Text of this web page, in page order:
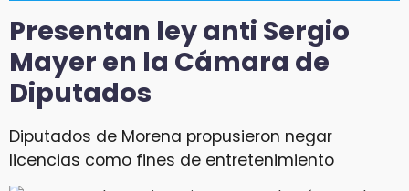
Presentan ley anti Sergio
Mayer en la Cámara de
Diputados
Diputados de Morena propusieron negar
licencias como fines de entretenimiento